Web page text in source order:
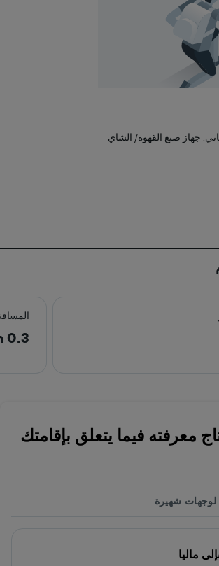
جهاز صنع القهوة/ الشاي
0.3 km
معرفته فيما يتعلق بإقامتك
لوجهات شهيرة
ماليا